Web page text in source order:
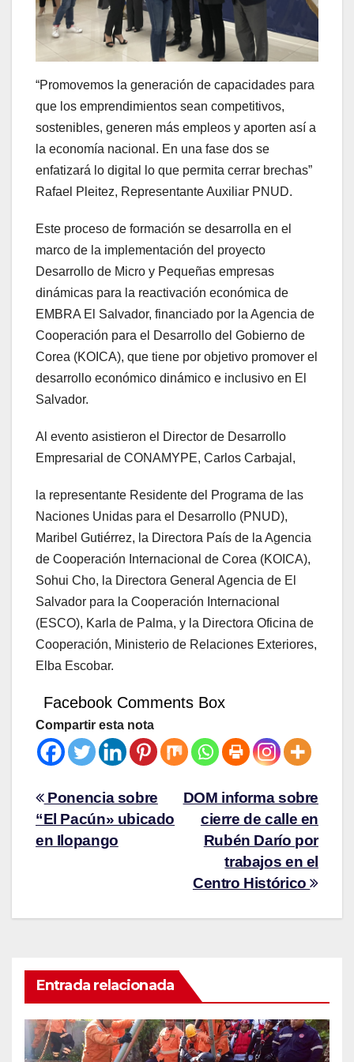
“Promovemos la generación de capacidades para
que los emprendimientos sean competitivos,
sostenibles, generen más empleos y aporten así a
la economía nacional. En una fase dos se
enfatizará lo digital lo que permita cerrar brechas”
Rafael Pleitez, Representante Auxiliar PNUD.
Este proceso de formación se desarrolla en el
marco de la implementación del proyecto
Desarrollo de Micro y Pequeñas empresas
dinámicas para la reactivación económica de
EMBRA El Salvador, financiado por la Agencia de
Cooperación para el Desarrollo del Gobierno de
Corea (KOICA), que tiene por objetivo promover el
desarrollo económico dinámico e inclusivo en El
Salvador.
Al evento asistieron el Director de Desarrollo
Empresarial de CONAMYPE, Carlos Carbajal,
la representante Residente del Programa de las
Naciones Unidas para el Desarrollo (PNUD),
Maribel Gutiérrez, la Directora País de la Agencia
de Cooperación Internacional de Corea (KOICA),
Sohui Cho, la Directora General Agencia de El
Salvador para la Cooperación Internacional
(ESCO), Karla de Palma, y la Directora Oficina de
Cooperación, Ministerio de Relaciones Exteriores,
Elba Escobar.
Facebook Comments Box
Compartir esta nota
DOM informa sobre
cierre de calle en
Rubén Darío por
trabajos en el
Centro Histórico
Ponencia sobre
“El Pacún» ubicado
en Ilopango
Entrada relacionada